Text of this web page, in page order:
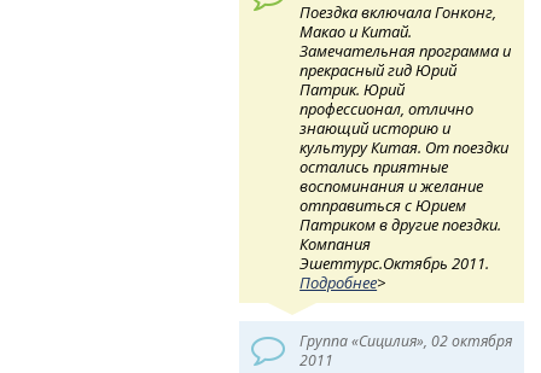
Поездка включала Гонконг,
Макао и Китай.
Замечательная программа и
прекрасный гид Юрий
Патрик. Юрий
профессионал, отлично
знающий историю и
культуру Китая. От поездки
остались приятные
воспоминания и желание
отправиться с Юрием
Патриком в другие поездки.
Компания
Эшеттурс.Октябрь 2011.
Подробнее>
Группа «Сицилия», 02 октября
2011